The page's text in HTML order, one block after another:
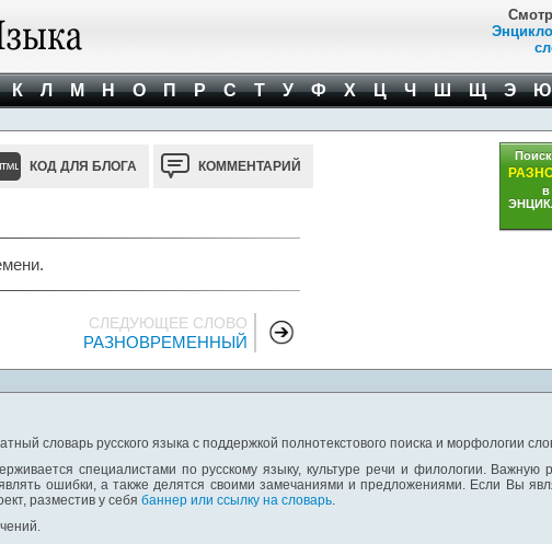
К Л М Н О П Р С Т У Ф Х Ц Ч Ш Щ Э
КОД ДЛЯ БЛОГА КОММЕНТАРИЙ
СЛЕДУЮЩЕЕ СЛОВО
РАЗНОВРЕМЕННЫЙ
словарь русского языка с поддержкой полнотекстового поиска и морфологии
специалистами по русскому языку, культуре речи и филологии. Важную
ошибки, а также делятся своими замечаниями и предложениями. Если Вы
разместив у себя баннер или ссылку на словарь.